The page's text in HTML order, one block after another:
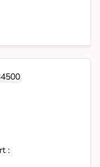
: